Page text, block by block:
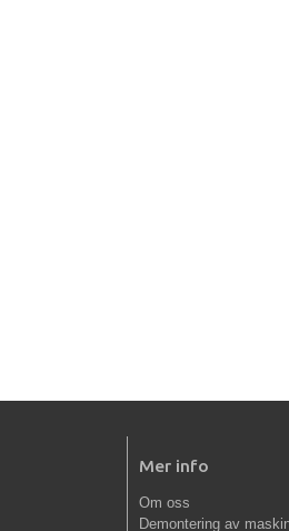
Mer info
Om oss
Demontering av